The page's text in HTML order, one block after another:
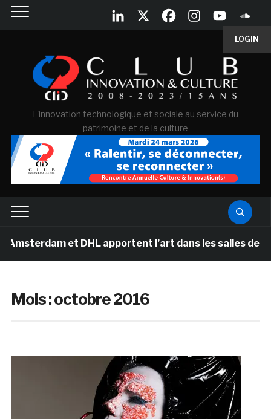
LOGIN
L'innovation technologique et sociale au service du
patrimoine et de la culture
et DHL apportent l’art dans les salles de classe
Mois :octobre 2016